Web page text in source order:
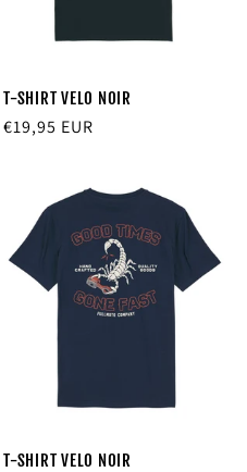
T-SHIRT VELO NOIR
Prix
€19,95 EUR
T-SHIRT VELO NOIR